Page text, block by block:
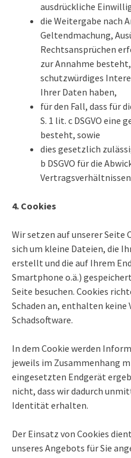
ausdrückliche
die Weitergabe nach
Geltendmachung,
Rechtsansprüchen
zur Annahme
schutzwürdiges
Ihrer Daten haben,
für den Fall, dass für
S. 1 lit. c DSGVO
besteht, sowie
dies gesetzlich
b DSGVO für die
4. Cookies
Wir setzen auf unserer Seite
sich um kleine Dateien, die
erstellt und die auf Ihrem
Smartphone o.ä.)
Seite besuchen. Cookies
Schaden an, enthalten
Schadsoftware.
In dem Cookie werden
jeweils im Zusammenhang
eingesetzten Endgerät
nicht, dass wir dadurch
Identität erhalten.
Der Einsatz von Cookies
unseres Angebots für Sie